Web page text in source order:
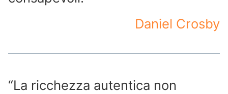
Daniel Crosby
“La ricchezza autentica non